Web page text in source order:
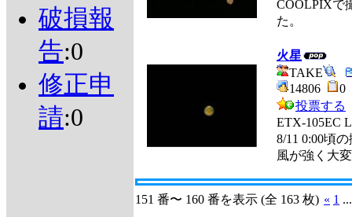
破損報
告:0
修正申
請:0
COOLPIXで
た。
火星
TAKE
14806
投票する
ETX-105EC
8/11 0:00頃
風が強く大
151 番〜 160 番を表示 (全 163 枚) « 1